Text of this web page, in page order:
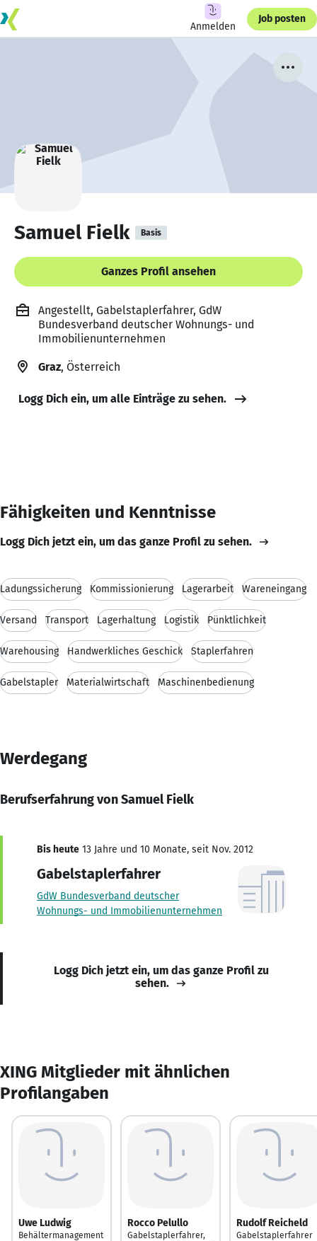
Anmelden
Job posten
Samuel Fielk Basis
Ganzes Profil ansehen
Angestellt, Gabelstaplerfahrer, GdW
Bundesverband deutscher Wohnungs- und
Immobilienunternehmen
Graz, Österreich
Logg Dich ein, um alle Einträge zu sehen.
Fähigkeiten und Kenntnisse
Logg Dich jetzt ein, um das ganze Profil zu sehen.
Ladungssicherung Kommissionierung Lagerarbeit Wareneingang
Versand Transport Lagerhaltung Logistik Pünktlichkeit
Warehousing Handwerkliches Geschick Staplerfahren
Gabelstapler Materialwirtschaft Maschinenbedienung
Werdegang
Berufserfahrung von Samuel Fielk
Bis heute 13 Jahre und 10 Monate, seit Nov. 2012
Gabelstaplerfahrer
GdW Bundesverband deutscher
Wohnungs- und Immobilienunternehmen
Logg Dich jetzt ein, um das ganze Profil zu
sehen.
XING Mitglieder mit ähnlichen
Profilangaben
Uwe Ludwig
Behältermanagement
Rocco Pelullo
Gabelstaplerfahrer,
Rudolf Reicheld
Gabelstaplerfahrer